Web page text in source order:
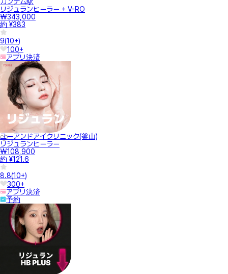
カンナム駅
リジュランヒーラー + V-RO
₩343,000
約 ¥383
9(10+)
100+
アプリ決済
ユーアンドアイクリニック(釜山)
リジュランヒーラー
₩108,900
約 ¥121.6
8.8(10+)
300+
アプリ決済
予約